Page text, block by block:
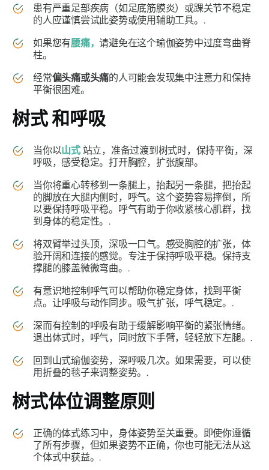
患有严重足部疾病（如足底筋膜炎）或踝关节不稳定
的人应谨慎尝试此姿势或使用辅助工具。.
如果您有腰痛，请避免在这个瑜伽姿势中过度弯曲脊
柱。
经常偏头痛或头痛的人可能会发现集中注意力和保持
平衡很困难。
树式和呼吸
当你以山式站立，准备过渡到树式时，保持平衡，深
呼吸，感受稳定。打开胸腔，扩张腹部。
当你将重心转移到一条腿上，抬起另一条腿，把抬起
的脚放在大腿内侧时，呼气。这个姿势容易摔倒，所
以要保持呼吸平稳。呼气有助于你收紧核心肌群，找
到身体的稳定性。.
将双臂举过头顶，深吸一口气。感受胸腔的扩张，体
验开阔和连接的感觉。专注于保持呼吸平稳。保持支
撑腿的膝盖微微弯曲。.
有意识地控制呼气可以帮助你稳定身体，找到平衡
点。让呼吸与动作同步。吸气扩张，呼气稳定。.
深而有控制的呼吸有助于缓解影响平衡的紧张情绪。
退出体式时，呼气，同时放下手臂，轻轻放下左腿。.
回到山式瑜伽姿势，深呼吸几次。如果需要，可以使
用折叠的毯子来调整姿势。.
树式体位调整原则
正确的体式练习中，身体姿势至关重要。即使你遵循
了所有步骤，但如果姿势不正确，你也可能无法从这
个体式中获益。.